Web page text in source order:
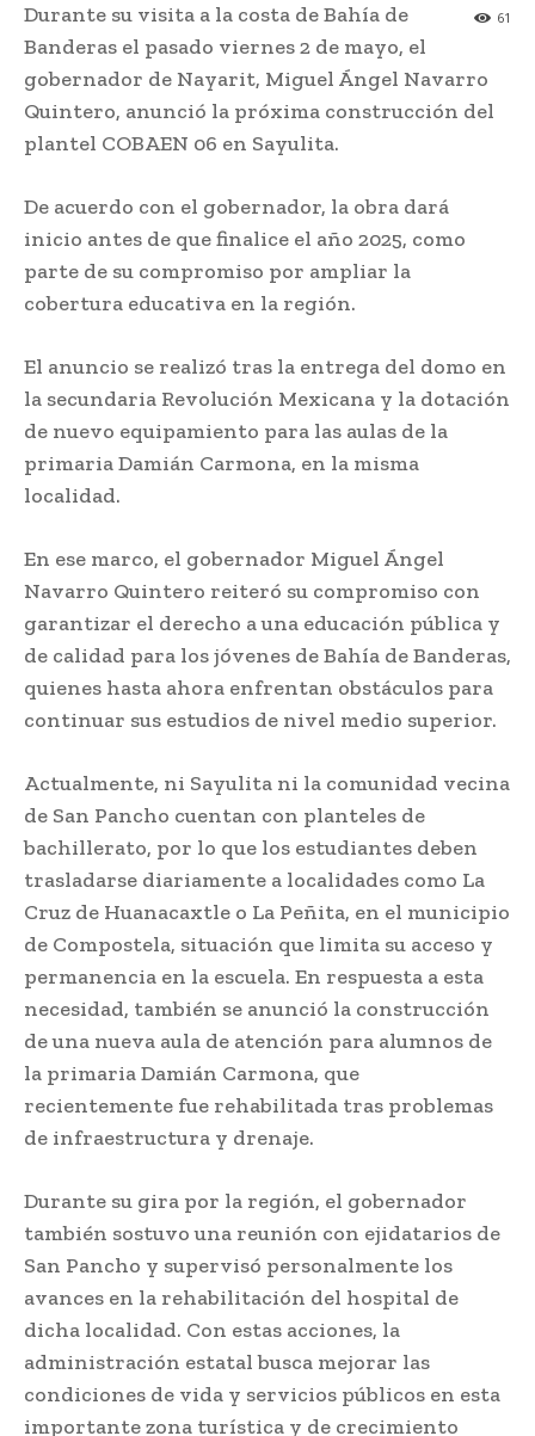
61
Durante su visita a la costa de Bahía de
Banderas el pasado viernes 2 de mayo, el
gobernador de Nayarit, Miguel Ángel Navarro
Quintero, anunció la próxima construcción del
plantel COBAEN 06 en Sayulita.
De acuerdo con el gobernador, la obra dará
inicio antes de que finalice el año 2025, como
parte de su compromiso por ampliar la
cobertura educativa en la región.
El anuncio se realizó tras la entrega del domo en
la secundaria Revolución Mexicana y la dotación
de nuevo equipamiento para las aulas de la
primaria Damián Carmona, en la misma
localidad.
En ese marco, el gobernador Miguel Ángel
Navarro Quintero reiteró su compromiso con
garantizar el derecho a una educación pública y
de calidad para los jóvenes de Bahía de Banderas,
quienes hasta ahora enfrentan obstáculos para
continuar sus estudios de nivel medio superior.
Actualmente, ni Sayulita ni la comunidad vecina
de San Pancho cuentan con planteles de
bachillerato, por lo que los estudiantes deben
trasladarse diariamente a localidades como La
Cruz de Huanacaxtle o La Peñita, en el municipio
de Compostela, situación que limita su acceso y
permanencia en la escuela. En respuesta a esta
necesidad, también se anunció la construcción
de una nueva aula de atención para alumnos de
la primaria Damián Carmona, que
recientemente fue rehabilitada tras problemas
de infraestructura y drenaje.
Durante su gira por la región, el gobernador
también sostuvo una reunión con ejidatarios de
San Pancho y supervisó personalmente los
avances en la rehabilitación del hospital de
dicha localidad. Con estas acciones, la
administración estatal busca mejorar las
condiciones de vida y servicios públicos en esta
importante zona turística y de crecimiento